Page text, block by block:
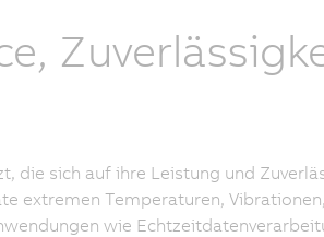
die sich auf ihre Leistung und
extremen Temperaturen,
wie